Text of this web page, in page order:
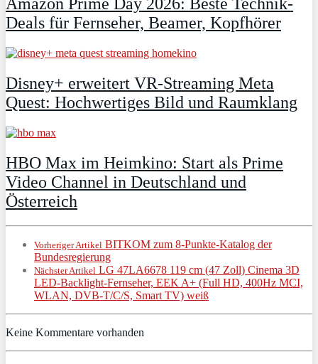
Deals für Fernseher, Beamer, Kopfhörer
Disney+ erweitert VR‑Streaming Meta
Quest: Hochwertiges Bild und Raumklang
HBO Max im Heimkino: Start als Prime
Video Channel in Deutschland und
Österreich
Vorheriger Artikel BITKOM zum 8-Punkte-Katalog der
Bundesregierung
Nächster Artikel LG 47LA6678 119 cm (47 Zoll) Cinema 3D
LED-Backlight-Fernseher, EEK A+ (Full HD, 400Hz MCI,
WLAN, DVB-T/C/S, Smart TV) weiß
Keine Kommentare vorhanden